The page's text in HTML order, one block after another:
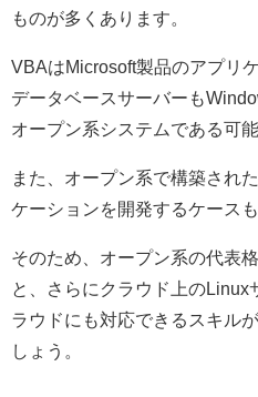
ものが多くあります。
VBAはMicrosoft製品のアプリ
データベースサーバーも
オープン系システムである可
また、オープン系で構築され
ケーションを開発するケースも
そのため、オープン系の代表
と、さらにクラウド上の Linux
ラウドにも対応できるスキル
しょう。